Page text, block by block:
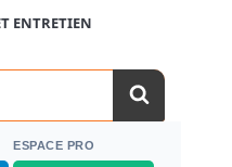
ENTRETIEN
ESPACE PRO